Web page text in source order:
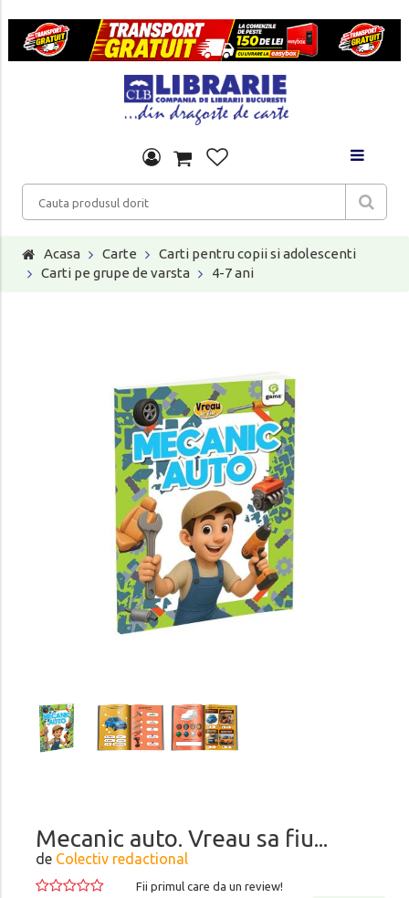
Acasa Carte
Carti pentru copii si adolescenti
Carti pe grupe de varsta
4-7 ani
Mecanic auto. Vreau sa fiu...
de Colectiv redactional
Fii primul care da un review!